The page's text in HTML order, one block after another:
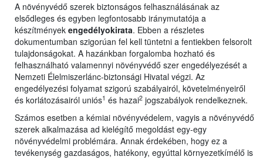
A növényvédő szerek biztonságos felhasználásának az
elsődleges és egyben legfontosabb iránymutatója a
készítmények engedélyokirata. Ebben a részletes
dokumentumban szigorúan fel kell tüntetni a fentiekben felsorolt
tulajdonságokat. A hazánkban forgalomba hozható és
felhasználható valamennyi növényvédő szer engedélyezését a
Nemzeti Élelmiszerlánc-biztonsági Hivatal végzi. Az
engedélyezési folyamat szigorú szabályairól, követelményeiről
és korlátozásairól uniós1 és hazai2 jogszabályok rendelkeznek.
Számos esetben a kémiai növényvédelem, vagyis a növényvédő
szerek alkalmazása ad kielégítő megoldást egy-egy
növényvédelmi problémára. Annak érdekében, hogy ez a
tevékenység gazdaságos, hatékony, egyúttal környezetkímélő is